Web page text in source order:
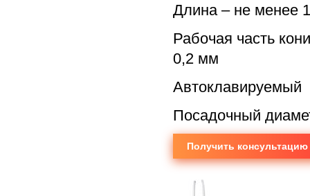
Длина – не менее
Рабочая часть
0,2 мм
Автоклавируемый
Посадочный
Получить консультацию